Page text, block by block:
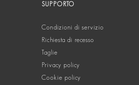
SUPPORTO
Condizioni di servizio
Richiesta di recesso
Taglie
Privacy policy
Cookie policy